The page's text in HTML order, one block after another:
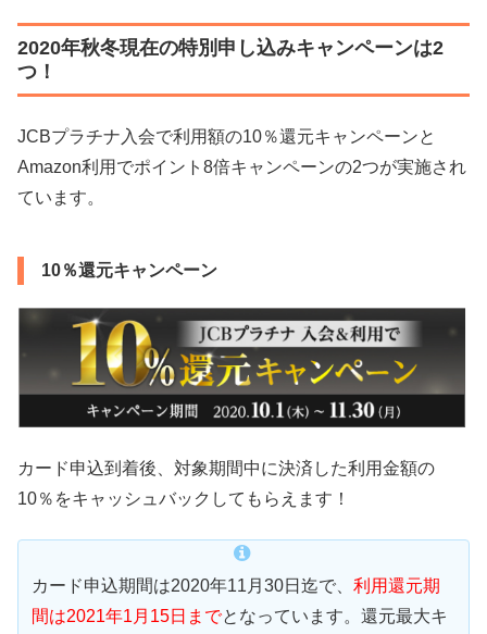
2020年秋冬現在の特別申し込みキャンペーンは2
つ！
JCBプラチナ入会で利用額の10％還元キャンペーンと
Amazon利用でポイント8倍キャンペーンの2つが実施され
ています。
10％還元キャンペーン
カード申込到着後、対象期間中に決済した利用金額の
10％をキャッシュバックしてもらえます！
カード申込期間は2020年11月30日迄で、 利用還元期
間は2021年1月15日までとなっています。還元最大キ